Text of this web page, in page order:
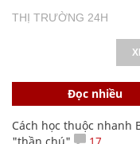
THỊ TRƯỜNG 24H
Đọc nhiều
Cách học thuộc nhanh